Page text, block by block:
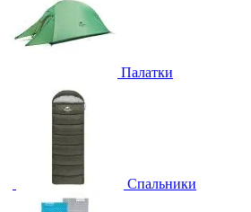
Палатки
Спальники